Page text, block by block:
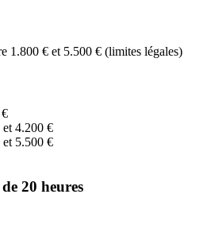
1.800 € et 5.500 € (limites légales)
et 4.200 €
et 5.500 €
20 heures